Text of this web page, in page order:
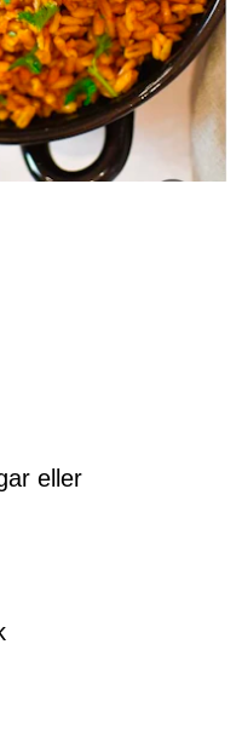
eller